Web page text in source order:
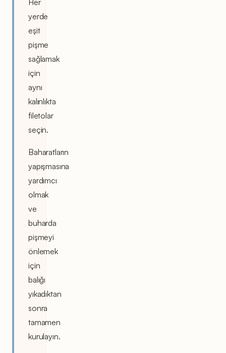
Her
yerde
eşit
pişme
sağlamak
için
aynı
kalınlıkta
filetolar
seçin.
Baharatların
yapışmasına
yardımcı
olmak
ve
buharda
pişmeyi
önlemek
için
balığı
yıkadıktan
sonra
tamamen
kurulayın.